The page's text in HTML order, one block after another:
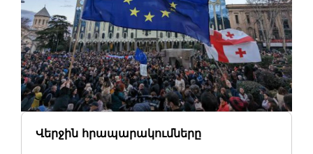
Վերջին հրապարակումները